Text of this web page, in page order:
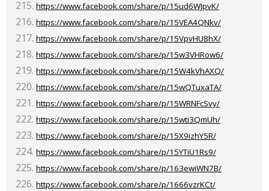
https://www.facebook.com/share/p/15ud6WJpvK/
https://www.facebook.com/share/p/15VEA4QNkv/
https://www.facebook.com/share/p/15VpvHU8hX/
https://www.facebook.com/share/p/15w3VHRow6/
https://www.facebook.com/share/p/15W4kVhAXQ/
https://www.facebook.com/share/p/15wQTuxaTA/
https://www.facebook.com/share/p/15WRNFcSvy/
https://www.facebook.com/share/p/15wti3QmUh/
https://www.facebook.com/share/p/15X9izhY5R/
https://www.facebook.com/share/p/15YTiU1Rs9/
https://www.facebook.com/share/p/163ewiWN7B/
https://www.facebook.com/share/p/1666vzrKCt/